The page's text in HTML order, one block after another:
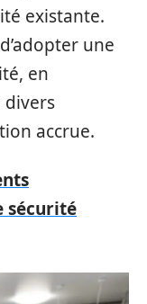
existante.
une
en
divers
accrue.
sécurité